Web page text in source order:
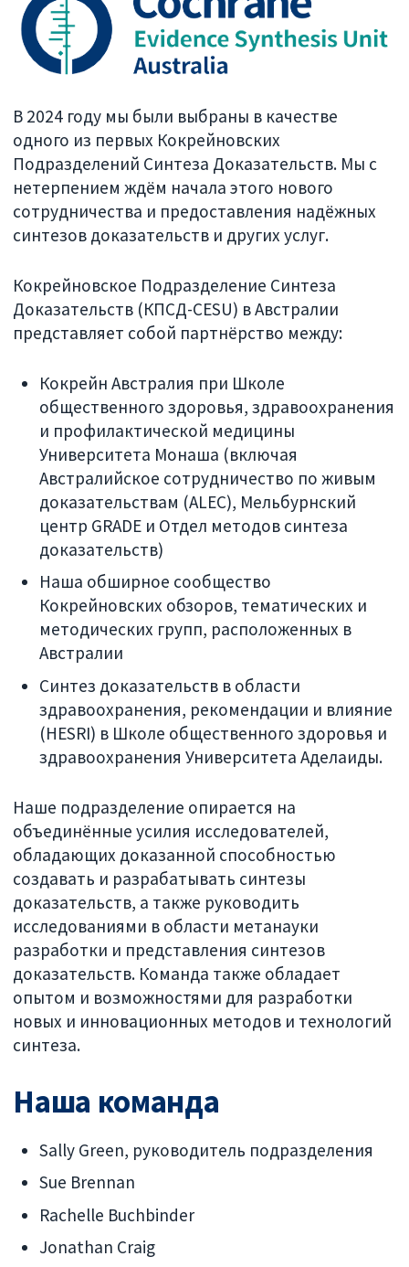
В 2024 году мы были выбраны в качестве
одного из первых Кокрейновских
Подразделений Синтеза Доказательств. Мы с
нетерпением ждём начала этого нового
сотрудничества и предоставления надёжных
синтезов доказательств и других услуг.
Кокрейновское Подразделение Синтеза
Доказательств (КПСД-CESU) в Австралии
представляет собой партнёрство между:
Кокрейн Австралия при Школе
общественного здоровья, здравоохранения
и профилактической медицины
Университета Монаша (включая
Австралийское сотрудничество по живым
доказательствам (ALEC), Мельбурнский
центр GRADE и Отдел методов синтеза
доказательств)
Наша обширное сообщество
Кокрейновских обзоров, тематических и
методических групп, расположенных в
Австралии
Синтез доказательств в области
здравоохранения, рекомендации и влияние
(HESRI) в Школе общественного здоровья и
здравоохранения Университета Аделаиды.
Наше подразделение опирается на
объединённые усилия исследователей,
обладающих доказанной способностью
создавать и разрабатывать синтезы
доказательств, а также руководить
исследованиями в области метанауки
разработки и представления синтезов
доказательств. Команда также обладает
опытом и возможностями для разработки
новых и инновационных методов и технологий
синтеза.
Наша команда
Sally Green, руководитель подразделения
Sue Brennan
Rachelle Buchbinder
Jonathan Craig